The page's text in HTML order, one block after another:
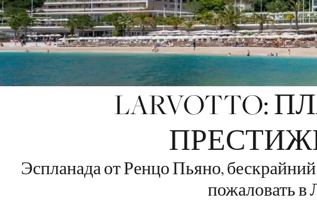
LARVOTTO:
Эспланада от Ренцо Пьяно,
пожаловать в